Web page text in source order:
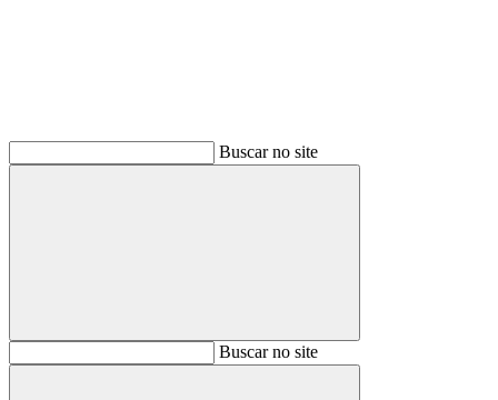
Buscar no site
BuscarBuscar no site